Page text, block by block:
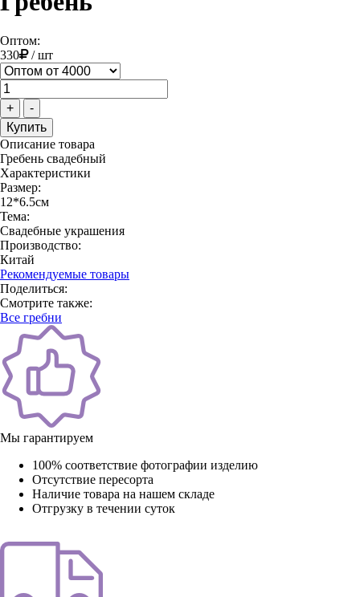
Оптом:
330
/шт
+ -
Описание товара
Гребень свадебный
Характеристики
Размер:
12*6.5см
Тема:
Свадебные украшения
Производство:
Китай
Рекомендуемые товары
Поделиться:
Смотрите также:
Все гребни
Мы гарантируем
100% соответствие фотографии изделию
Отсутствие пересорта
Наличие товара на нашем складе
Отгрузку в течении суток